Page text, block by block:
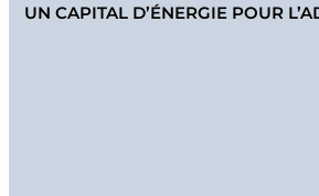
UN CAPITAL D’ÉNERGIE POUR